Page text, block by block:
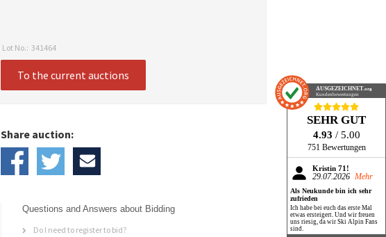
Lot No.: 341464
To the current auctions
Share auction:
Questions and Answers about Bidding
Do I need to register to bid?
AUSGEZEICHNET .org
Kundenbewertungen
SEHR GUT
4.93 / 5.00
751 Bewertungen
Kristin 71!
29.07.2026 Mehr
Als Neukunde bin ich sehr
zufrieden
Ich habe bei euch das erste Mal
etwas ersteigert. Und wir freuen
uns riesig, da wir Ski Alpin Fans
sind.